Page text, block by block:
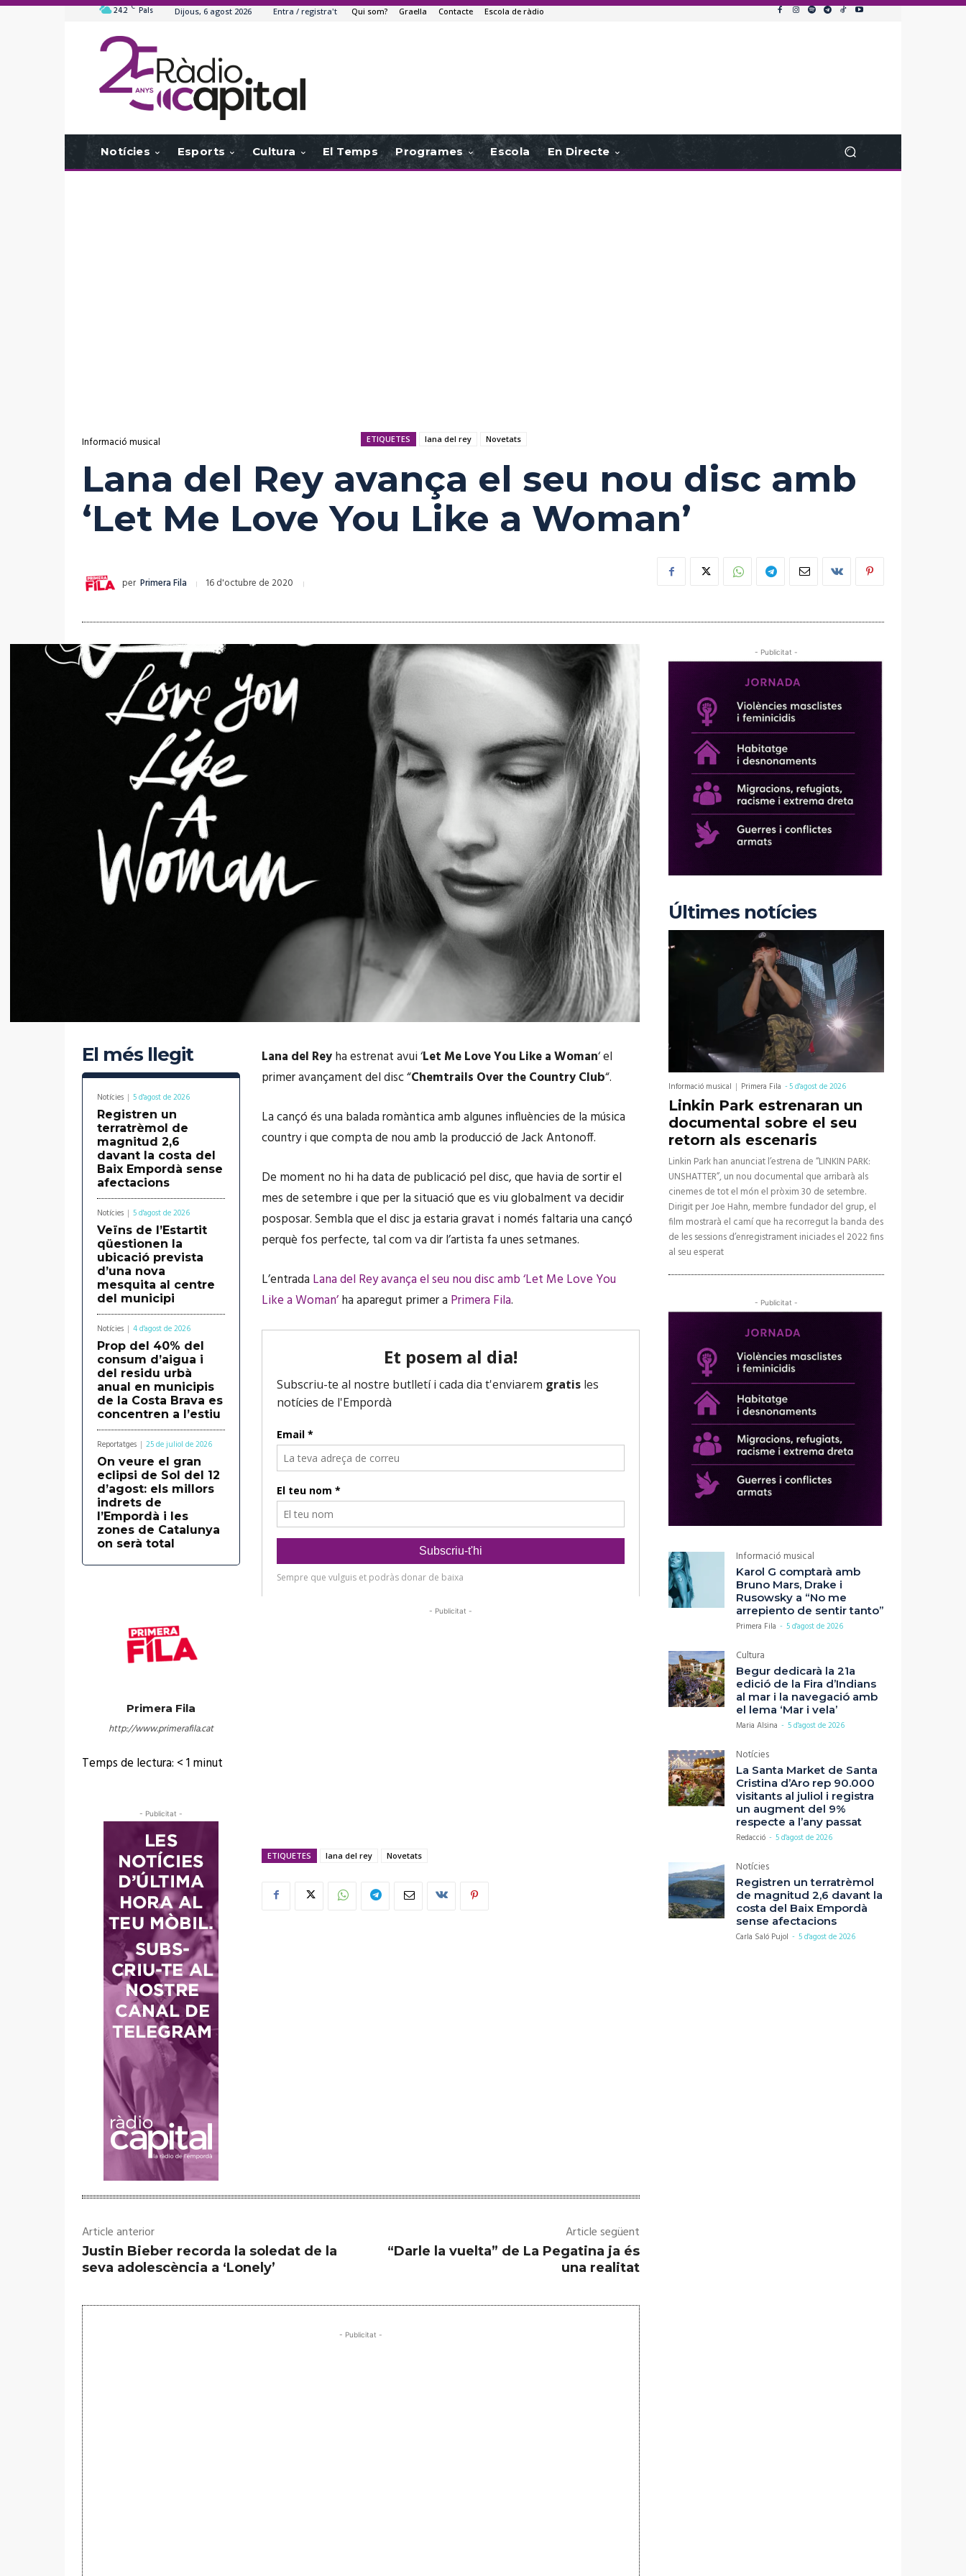
24.2 C Pals Dijous, 6 agost 2026 Entra / registra't Qui som? Graella Contacte Escola de ràdio
Notícies Esports Cultura El Temps Programes Escola En Directe
Informació musical ETIQUETES lana del rey Novetats
Lana del Rey avança el seu nou disc amb
‘Let Me Love You Like a Woman’
per Primera Fila 16 d'octubre de 2020
El més llegit
Notícies 5 d'agost de 2026
Registren un
terratrèmol de
magnitud 2,6
davant la costa del
Baix Empordà sense
afectacions
Notícies 5 d'agost de 2026
Veïns de l’Estartit
qüestionen la
ubicació prevista
d’una nova
mesquita al centre
del municipi
Notícies 4 d'agost de 2026
Prop del 40% del
consum d’aigua i
del residu urbà
anual en municipis
de la Costa Brava es
concentren a l’estiu
Reportatges 25 de juliol de 2026
On veure el gran
eclipsi de Sol del 12
d’agost: els millors
indrets de
l’Empordà i les
zones de Catalunya
on serà total
Primera Fila
http://www.primerafila.cat
Temps de lectura: < 1minut
- Publicitat -
Lana del Reyha estrenat avui ‘Let Me Love You Like a Woman‘ el
primer avançament del disc “Chemtrails Over the Country Club“.
La cançó és una balada romàntica amb algunes influències de la música
country i que compta de nou amb la producció de Jack Antonoff.
De moment no hi ha data de publicació pel disc, que havia de sortir el
mes de setembre i que per la situació que es viu globalment va decidir
posposar. Sembla que el disc ja estaria gravat i només faltaria una cançó
perquè fos perfecte, tal com va dir l’artista fa unes setmanes.
L’entrada Lana del Rey avança el seu nou disc amb ‘Let Me Love You
Like a Woman’ha aparegut primer a Primera Fila.
- Publicitat -
ETIQUETES lana del rey Novetats
Article anterior
Justin Bieber recorda la soledat de la
seva adolescència a ‘Lonely’
Article següent
“Darle la vuelta” de La Pegatina ja és
una realitat
- Publicitat -
- Publicitat -
Últimes notícies
Informació musical Primera Fila -5 d'agost de 2026
Linkin Park estrenaran un
documental sobre el seu
retorn als escenaris
Linkin Park han anunciat l’estrena de “LINKIN PARK:
UNSHATTER”, un nou documental que arribarà als
cinemes de tot el món el pròxim 30 de setembre.
Dirigit per Joe Hahn, membre fundador del grup, el
film mostrarà el camí que ha recorregut la banda des
de les sessions d’enregistrament iniciades el 2022 fins
al seu esperat
- Publicitat -
Informació musical
Karol G comptarà amb
Bruno Mars, Drake i
Rusowsky a “No me
arrepiento de sentir tanto”
Primera Fila - 5 d'agost de 2026
Cultura
Begur dedicarà la 21a
edició de la Fira d’Indians
al mar i la navegació amb
el lema ‘Mar i vela’
Maria Alsina - 5 d'agost de 2026
Notícies
La Santa Market de Santa
Cristina d’Aro rep 90.000
visitants al juliol i registra
un augment del 9%
respecte a l’any passat
Redacció - 5 d'agost de 2026
Notícies
Registren un terratrèmol
de magnitud 2,6 davant la
costa del Baix Empordà
sense afectacions
Carla Saló Pujol - 5 d'agost de 2026